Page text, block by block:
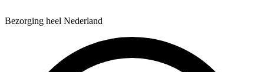
Bezorging heel Nederland